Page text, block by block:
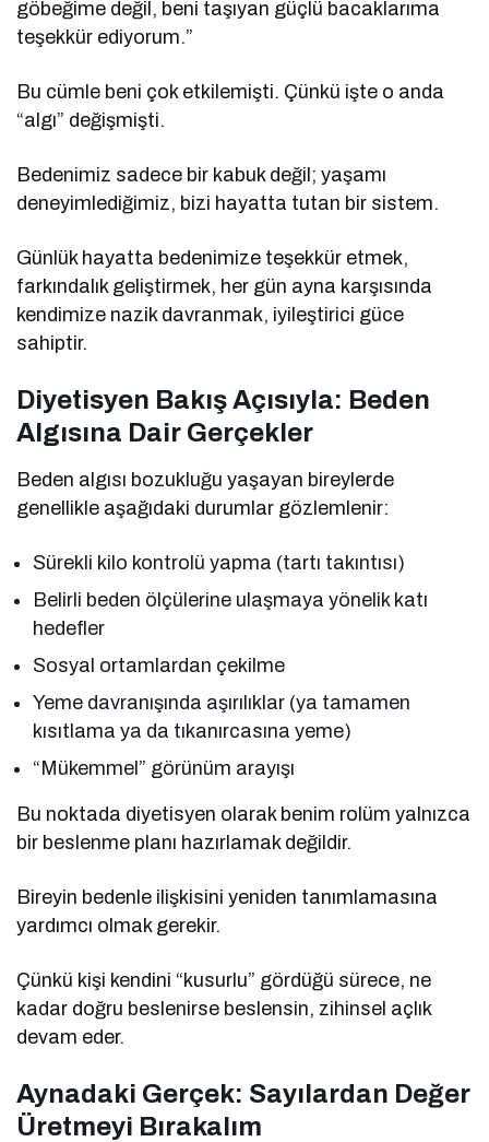
göbeğime değil, beni taşıyan güçlü bacaklarıma
teşekkür ediyorum.”
Bu cümle beni çok etkilemişti. Çünkü işte o anda
“algı” değişmişti.
Bedenimiz sadece bir kabuk değil; yaşamı
deneyimlediğimiz, bizi hayatta tutan bir sistem.
Günlük hayatta bedenimize teşekkür etmek,
farkındalık geliştirmek, her gün ayna karşısında
kendimize nazik davranmak, iyileştirici güce
sahiptir.
Diyetisyen Bakış Açısıyla: Beden
Algısına Dair Gerçekler
Beden algısı bozukluğu yaşayan bireylerde
genellikle aşağıdaki durumlar gözlemlenir:
Sürekli kilo kontrolü yapma (tartı takıntısı)
Belirli beden ölçülerine ulaşmaya yönelik katı
hedefler
Sosyal ortamlardan çekilme
Yeme davranışında aşırılıklar (ya tamamen
kısıtlama ya da tıkanırcasına yeme)
“Mükemmel” görünüm arayışı
Bu noktada diyetisyen olarak benim rolüm yalnızca
bir beslenme planı hazırlamak değildir.
Bireyin bedenle ilişkisini yeniden tanımlamasına
yardımcı olmak gerekir.
Çünkü kişi kendini “kusurlu” gördüğü sürece, ne
kadar doğru beslenirse beslensin, zihinsel açlık
devam eder.
Aynadaki Gerçek: Sayılardan Değer
Üretmeyi Bırakalım